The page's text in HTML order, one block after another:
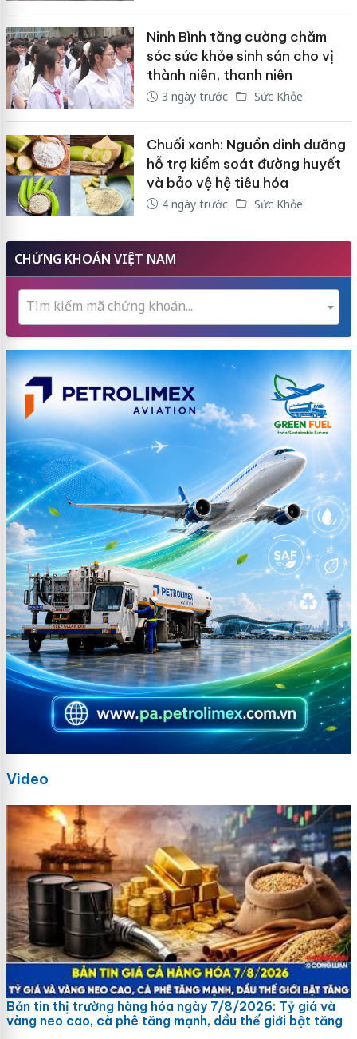
Ninh Bình tăng cường chăm
sóc sức khỏe sinh sản cho vị
thành niên, thanh niên
3 ngày trước Sức Khỏe
Chuối xanh: Nguồn dinh dưỡng
hỗ trợ kiểm soát đường huyết
và bảo vệ hệ tiêu hóa
4 ngày trước Sức Khỏe
CHỨNG KHOÁN VIỆT NAM
Tìm kiếm mã chứng khoán...
Video
Bản tin thị trường hàng hóa ngày 7/8/2026: Tỷ giá và
vàng neo cao, cà phê tăng mạnh, dầu thế giới bật tăng